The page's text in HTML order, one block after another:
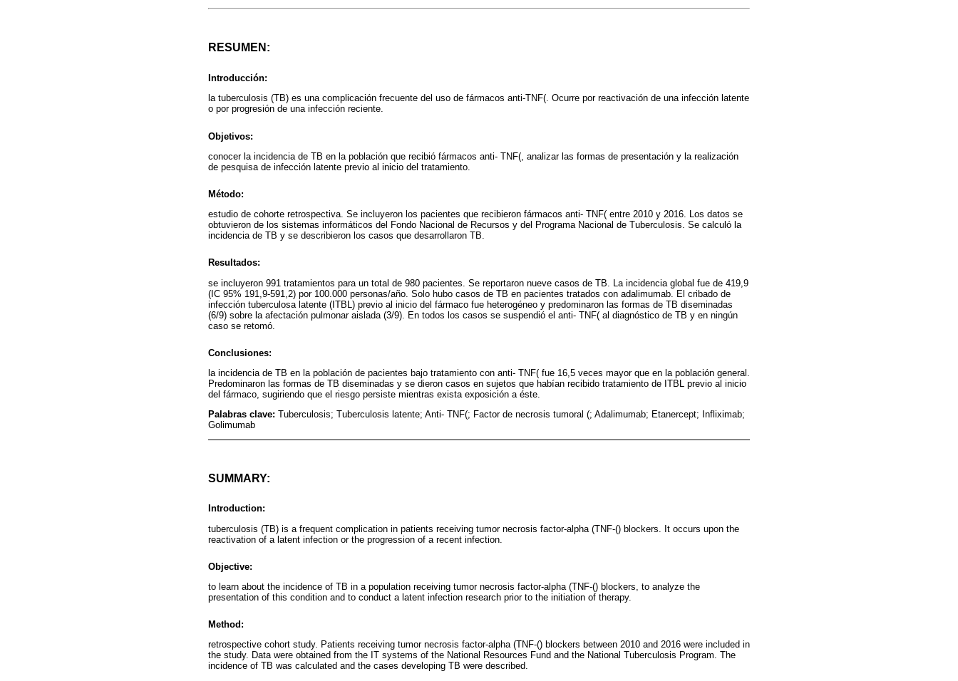
RESUMEN:
Introducción:
la tuberculosis (TB) es una complicación frecuente del uso de fármacos anti-TNF(. Ocurre por reactivación de una infección latente
o por progresión de una infección reciente.
Objetivos:
conocer la incidencia de TB en la población que recibió fármacos anti- TNF(, analizar las formas de presentación y la realización
de pesquisa de infección latente previo al inicio del tratamiento.
Método:
estudio de cohorte retrospectiva. Se incluyeron los pacientes que recibieron fármacos anti- TNF( entre 2010 y 2016. Los datos se
obtuvieron de los sistemas informáticos del Fondo Nacional de Recursos y del Programa Nacional de Tuberculosis. Se calculó la
incidencia de TB y se describieron los casos que desarrollaron TB.
Resultados:
se incluyeron 991 tratamientos para un total de 980 pacientes. Se reportaron nueve casos de TB. La incidencia global fue de 419,9
(IC 95% 191,9-591,2) por 100.000 personas/año. Solo hubo casos de TB en pacientes tratados con adalimumab. El cribado de
infección tuberculosa latente (ITBL) previo al inicio del fármaco fue heterogéneo y predominaron las formas de TB diseminadas
(6/9) sobre la afectación pulmonar aislada (3/9). En todos los casos se suspendió el anti- TNF( al diagnóstico de TB y en ningún
caso se retomó.
Conclusiones:
la incidencia de TB en la población de pacientes bajo tratamiento con anti- TNF( fue 16,5 veces mayor que en la población general.
Predominaron las formas de TB diseminadas y se dieron casos en sujetos que habían recibido tratamiento de ITBL previo al inicio
del fármaco, sugiriendo que el riesgo persiste mientras exista exposición a éste.
Palabras clave: Tuberculosis; Tuberculosis latente; Anti- TNF(; Factor de necrosis tumoral (; Adalimumab; Etanercept; Infliximab;
Golimumab
SUMMARY:
Introduction:
tuberculosis (TB) is a frequent complication in patients receiving tumor necrosis factor-alpha (TNF-() blockers. It occurs upon the
reactivation of a latent infection or the progression of a recent infection.
Objective:
to learn about the incidence of TB in a population receiving tumor necrosis factor-alpha (TNF-() blockers, to analyze the
presentation of this condition and to conduct a latent infection research prior to the initiation of therapy.
Method:
retrospective cohort study. Patients receiving tumor necrosis factor-alpha (TNF-() blockers between 2010 and 2016 were included in
the study. Data were obtained from the IT systems of the National Resources Fund and the National Tuberculosis Program. The
incidence of TB was calculated and the cases developing TB were described.